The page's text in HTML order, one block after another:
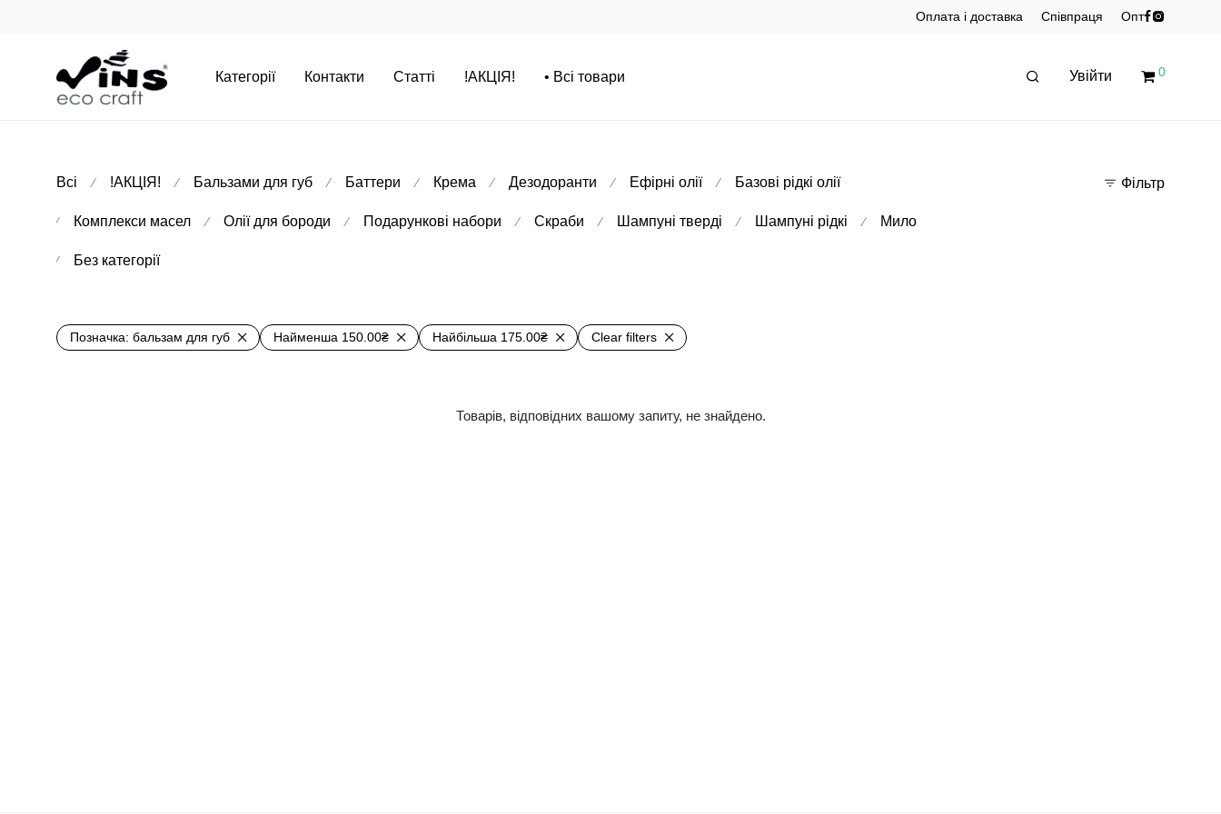
Оплата і доставка Співпраця Опт
Категорії Контакти Статті !АКЦІЯ! • Всі товари Увійти 0
Фільтр
Всі ⁄ !АКЦІЯ! ⁄ Бальзами для губ ⁄ Баттери ⁄ Крема ⁄ Дезодоранти ⁄ Ефірні олії ⁄ Базові рідкі олії
⁄ Комплекси масел ⁄ Олії для бороди ⁄ Подарункові набори ⁄ Скраби ⁄ Шампуні тверді ⁄ Шампуні рідкі ⁄ Мило
⁄ Без категорії
Позначка: бальзам для губ Найменша 150.00₴ Найбільша 175.00₴ Clear filters
Товарів, відповідних вашому запиту, не знайдено.